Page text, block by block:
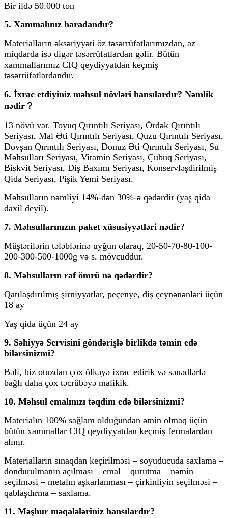
Bir ildə 50.000 ton
5. Xammalınız haradandır?
Materialların əksəriyyəti öz təsərrüfatlarımızdan, az
miqdarda isə digər təsərrüfatlardan gəlir. Bütün
xammallarımız CIQ qeydiyyatdan keçmiş
təsərrüfatlardandır.
6. İxrac etdiyiniz məhsul növləri hansılardır? Nəmlik
nədir？
13 növü var. Toyuq Qırıntılı Seriyası, Ördək Qırıntılı
Seriyası, Mal Əti Qırıntılı Seriyası, Quzu Qırıntılı Seriyası,
Dovşan Qırıntılı Seriyası, Donuz Əti Qırıntılı Seriyası, Su
Məhsulları Seriyası, Vitamin Seriyası, Çubuq Seriyası,
Biskvit Seriyası, Diş Baxımı Seriyası, Konservləşdirilmiş
Qida Seriyası, Pişik Yemi Seriyası.
Məhsulların nəmliyi 14%-dən 30%-ə qədərdir (yaş qida
daxil deyil).
7. Məhsullarınızın paket xüsusiyyətləri nədir?
Müştərilərin tələblərinə uyğun olaraq, 20-50-70-80-100-
200-300-500-1000g və s. mövcuddur.
8. Məhsulların raf ömrü nə qədərdir?
Qatılaşdırılmış şirniyyatlar, peçenye, diş çeynənənləri üçün
18 ay
Yaş qida üçün 24 ay
9. Səhiyyə Servisini göndərişlə birlikdə təmin edə
bilərsinizmi?
Bəli, biz otuzdan çox ölkəyə ixrac edirik və sənədlərlə
bağlı daha çox təcrübəyə malikik.
10. Məhsul emalınızı təqdim edə bilərsinizmi?
Materialın 100% sağlam olduğundan əmin olmaq üçün
bütün xammallar CIQ qeydiyyatdan keçmiş fermalardan
alınır.
Materialların sınaqdan keçirilməsi – soyuducuda saxlama –
dondurulmanın açılması – emal – qurutma – nəmin
seçilməsi – metalın aşkarlanması – çirkinliyin seçilməsi –
qablaşdırma – saxlama.
11. Məşhur məqalələriniz hansılardır?